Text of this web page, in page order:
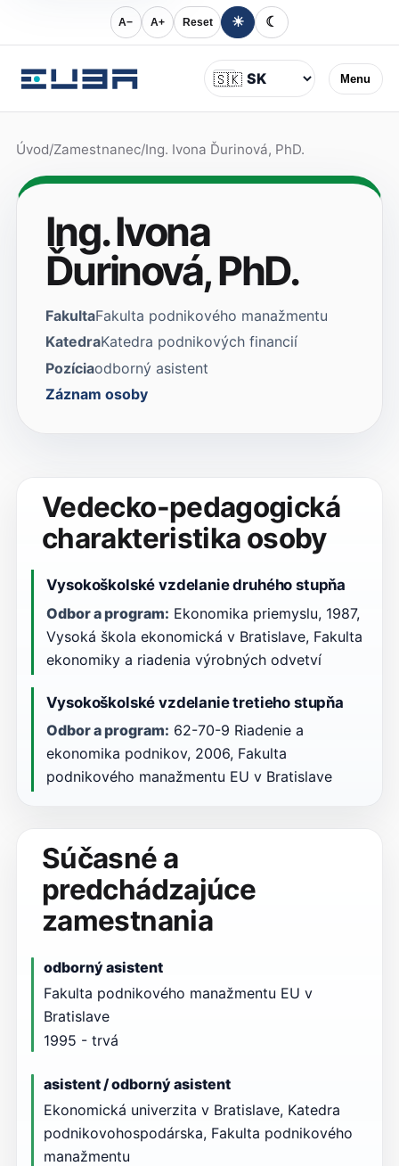
A− A+ Reset ☀ ☾
Menu
Jazyk
🇸🇰
Úvod/Zamestnanec/Ing. Ivona Ďurinová, PhD.
Ing. Ivona
Ďurinová, PhD.
FakultaFakulta podnikového manažmentu
KatedraKatedra podnikových financií
Pozíciaodborný asistent
Záznam osoby
Vedecko-pedagogická
charakteristika osoby
Vysokoškolské vzdelanie druhého stupňa
Odbor a program: Ekonomika priemyslu, 1987,
Vysoká škola ekonomická v Bratislave, Fakulta
ekonomiky a riadenia výrobných odvetví
Vysokoškolské vzdelanie tretieho stupňa
Odbor a program: 62-70-9 Riadenie a
ekonomika podnikov, 2006, Fakulta
podnikového manažmentu EU v Bratislave
Súčasné a
predchádzajúce
zamestnania
odborný asistent
Fakulta podnikového manažmentu EU v
Bratislave
1995 - trvá
asistent / odborný asistent
Ekonomická univerzita v Bratislave, Katedra
podnikovohospodárska, Fakulta podnikového
manažmentu